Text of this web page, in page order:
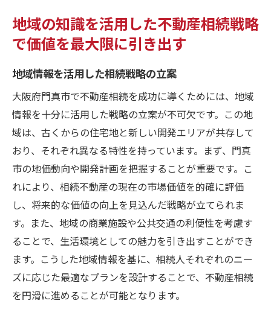
地域の知識を活用した不動産相続戦略
で価値を最大限に引き出す
地域情報を活用した相続戦略の立案
大阪府門真市で不動産相続を成功に導くためには、地域
情報を十分に活用した戦略の立案が不可欠です。この地
域は、古くからの住宅地と新しい開発エリアが共存して
おり、それぞれ異なる特性を持っています。まず、門真
市の地価動向や開発計画を把握することが重要です。こ
れにより、相続不動産の現在の市場価値を的確に評価
し、将来的な価値の向上を見込んだ戦略が立てられま
す。また、地域の商業施設や公共交通の利便性を考慮す
ることで、生活環境としての魅力を引き出すことができ
ます。こうした地域情報を基に、相続人それぞれのニー
ズに応じた最適なプランを設計することで、不動産相続
を円滑に進めることが可能となります。